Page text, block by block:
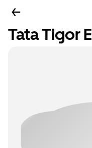
Tata Tigor